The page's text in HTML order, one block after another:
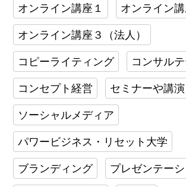
オンライン講座１ オンライン講
オンライン講座３（法人）
コピーライティング コンサル
コンセプト経営 セミナーや講演
ソーシャルメディア
パワービジネス・リセット大学
ブランディング プレゼンテー